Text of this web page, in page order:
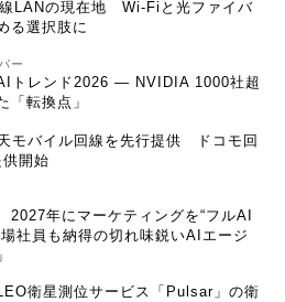
LANの現在地 Wi-Fiと光ファイバ
る選択肢に
ー
トレンド2026 ― NVIDIA 1000社超
「転換点」
モバイル回線を先行提供 ドコモ回
開始
2027年にマーケティングを“フルAI
社員も納得の切れ味鋭いAIエージ
衛星測位サービス「Pulsar」の衛